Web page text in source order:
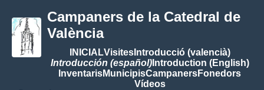
Campaners de la Catedral de
València
INICIALVisitesIntroducció (valencià)
Introducción (español)Introduction (English)
InventarisMunicipisCampanersFonedors
Vídeos